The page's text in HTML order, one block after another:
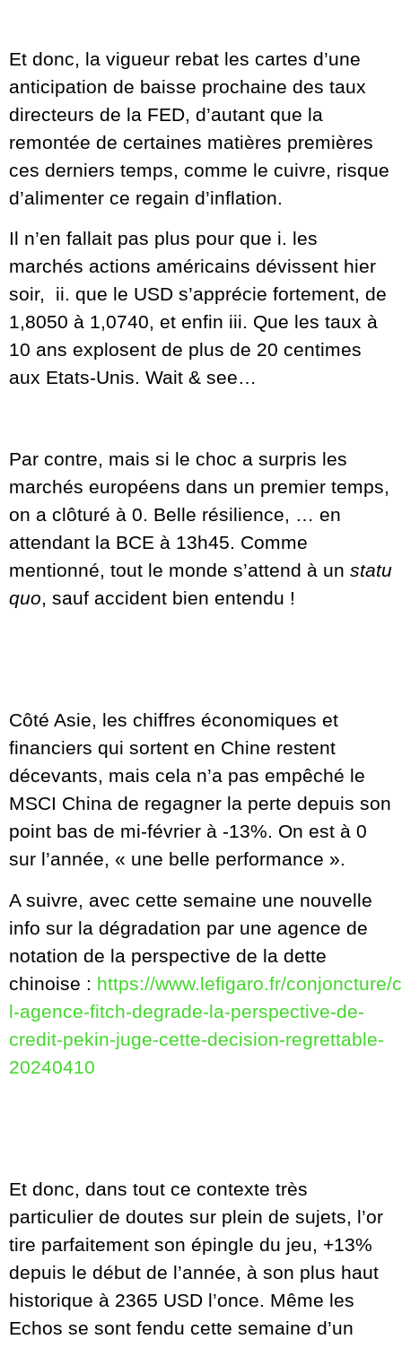
Et donc, la vigueur rebat les cartes d’une
anticipation de baisse prochaine des taux
directeurs de la FED, d’autant que la
remontée de certaines matières premières
ces derniers temps, comme le cuivre, risque
d’alimenter ce regain d’inflation.
Il n’en fallait pas plus pour que i. les
marchés actions américains dévissent hier
soir, ii. que le USD s’apprécie fortement, de
1,8050 à 1,0740, et enfin iii. Que les taux à
10 ans explosent de plus de 20 centimes
aux Etats-Unis. Wait & see…
Par contre, mais si le choc a surpris les
marchés européens dans un premier temps,
on a clôturé à 0. Belle résilience, … en
attendant la BCE à 13h45. Comme
mentionné, tout le monde s’attend à un statu
quo, sauf accident bien entendu !
Côté Asie, les chiffres économiques et
financiers qui sortent en Chine restent
décevants, mais cela n’a pas empêché le
MSCI China de regagner la perte depuis son
point bas de mi-février à -13%. On est à 0
sur l’année, « une belle performance ».
A suivre, avec cette semaine une nouvelle
info sur la dégradation par une agence de
notation de la perspective de la dette
chinoise : https://www.lefigaro.fr/conjoncture/
l-agence-fitch-degrade-la-perspective-de-
credit-pekin-juge-cette-decision-regrettable-
20240410
Et donc, dans tout ce contexte très
particulier de doutes sur plein de sujets, l’or
tire parfaitement son épingle du jeu, +13%
depuis le début de l’année, à son plus haut
historique à 2365 USD l’once. Même les
Echos se sont fendu cette semaine d’un